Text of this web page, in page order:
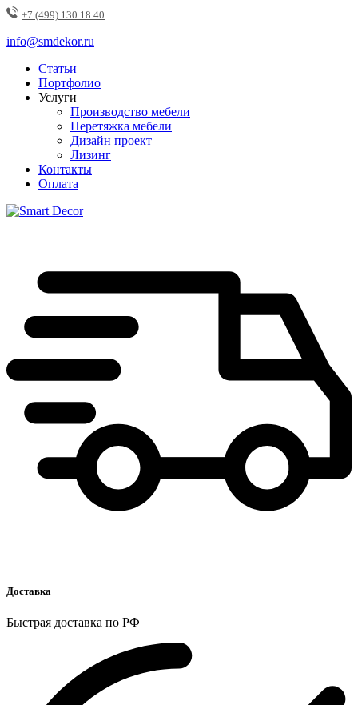
+7 (499) 130 18 40
info@smdekor.ru
Статьи
Портфолио
Услуги
Производство мебели
Перетяжка мебели
Дизайн проект
Лизинг
Контакты
Оплата
Доставка
Быстрая доставка по РФ